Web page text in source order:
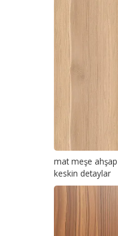
mat meşe
keskin detaylar